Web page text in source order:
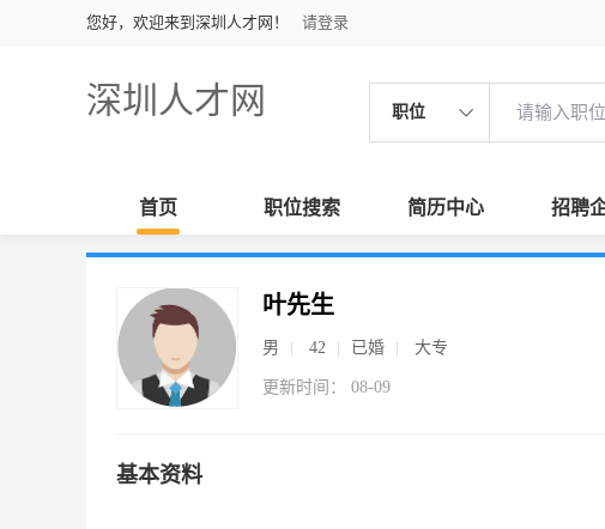
您好，欢迎来到深圳人才网！ 请登录
深圳人才网 职位
首页 职位搜索 简历中心 招聘
叶先生
男 42 已婚 大专
更新时间： 08-09
基本资料